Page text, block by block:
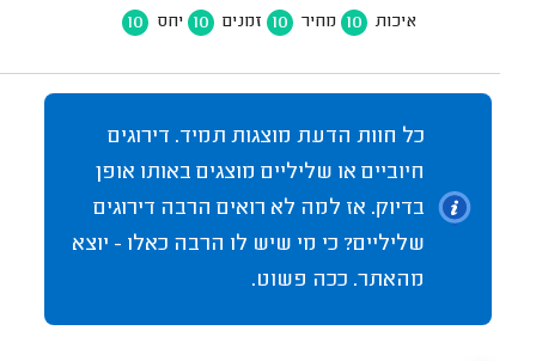
איכות 10 מחיר 10 זמנים 10 יחס 10
כל חוות הדעת מוצגות תמיד. דירוגים
חיוביים או שליליים מוצגים באותו אופן
בדיוק. אז למה לא רואים הרבה דירוגים
שליליים? כי מי שיש לו הרבה כאלו - יוצא
מהאתר. ככה פשוט.